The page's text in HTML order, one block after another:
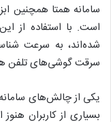
سامانه همتا همچنین
است. با استفاده از
شده‌اند، به سرعت
سرقت گوشی‌های تلفن
یکی از چالش‌های
بسیاری از کاربران